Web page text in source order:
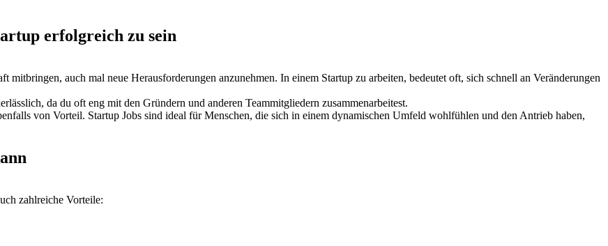
erfolgreich zu sein
auch mal neue Herausforderungen anzunehmen. In einem Startup zu arbeiten, bedeutet oft, sich schnell an Veränderungen
da du oft eng mit den Gründern und anderen Teammitgliedern zusammenarbeitest.
von Vorteil. Startup Jobs sind ideal für Menschen, die sich in einem dynamischen Umfeld wohlfühlen und den Antrieb haben,
zahlreiche Vorteile: